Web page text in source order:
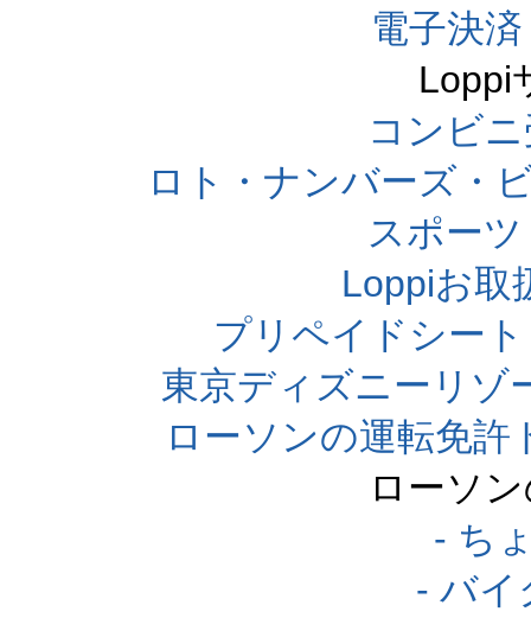
電子決
Loppi
コンビ
ロト・ナンバーズ・
スポー
Loppiお取
プリペイドシー
東京ディズニーリゾ
ローソンの運転免
ローソ
- ち
- バイ